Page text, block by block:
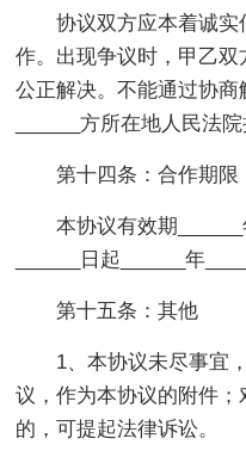
协议双方应本着诚
作。出现争议时，甲乙
公正解决。不能通过协
______方所在地人民法院
第十四条：合作期限
本协议有效期
______日起______年
第十五条：其他
1、本协议未尽事宜
议，作为本协议的附件
的，可提起法律诉讼。